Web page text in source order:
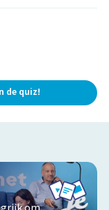
de quiz!